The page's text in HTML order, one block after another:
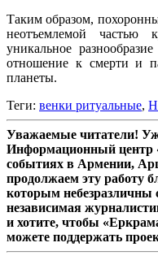
Таким образом,
неотъемлемой частью
уникальное
отношение к смерти и
планеты.
Теги: венки ритуальные,
Уважаемые читатели!
Информационный центр
событиях в Армении,
продолжаем эту работу
которым небезразличны
независимая
и хотите, чтобы
можете поддержать